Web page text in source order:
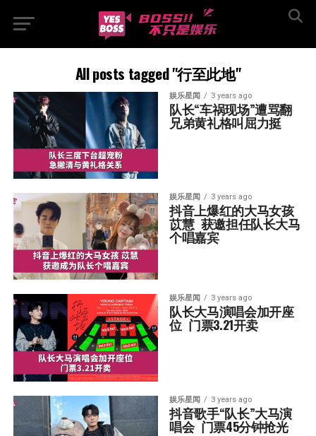
All posts tagged "行至此地"
娱乐星闻 3 years ago
队长“车祸现场”遭骂翻
兄弟黄礼格叫屈力挺
娱乐星闻 3 years ago
抖音上爆红的大马女孩
苡慧  获邀担任队长大马
个唱嘉宾
娱乐星闻 3 years ago
队长大马演唱会加开座
位  门票3.21开卖
娱乐星闻 3 years ago
抖音歌手“队长”大马演
唱会  门票45分钟抢光